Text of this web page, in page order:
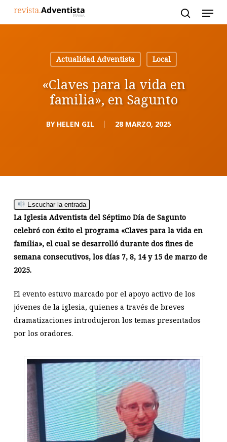
Actualidad Adventista
Local
«Claves para la vida en
familia», en Sagunto
BY HELEN GIL 28 MARZO, 2025
Escuchar la entrada
La Iglesia Adventista del Séptimo Día de Sagunto
celebró con éxito el programa «Claves para la vida en
familia», el cual se desarrolló durante dos fines de
semana consecutivos, los días 7, 8, 14 y 15 de marzo de
2025.
El evento estuvo marcado por el apoyo activo de los
jóvenes de la iglesia, quienes a través de breves
dramatizaciones introdujeron los temas presentados
por los oradores.